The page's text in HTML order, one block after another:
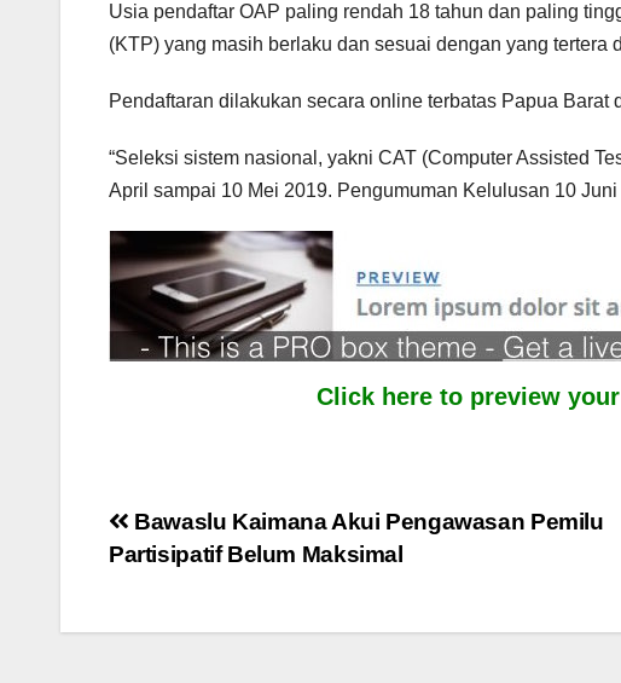
Usia pendaftar OAP paling rendah 18 tahun dan paling
(KTP) yang masih berlaku dan sesuai dengan yang tertera
Pendaftaran dilakukan secara online terbatas Papua Barat
“Seleksi sistem nasional, yakni CAT (Computer Assisted
April sampai 10 Mei 2019. Pengumuman Kelulusan 10 Juni
Click here to preview
Post
navigation
Bawaslu Kaimana Akui Pengawasan Pemilu
Partisipatif Belum Maksimal